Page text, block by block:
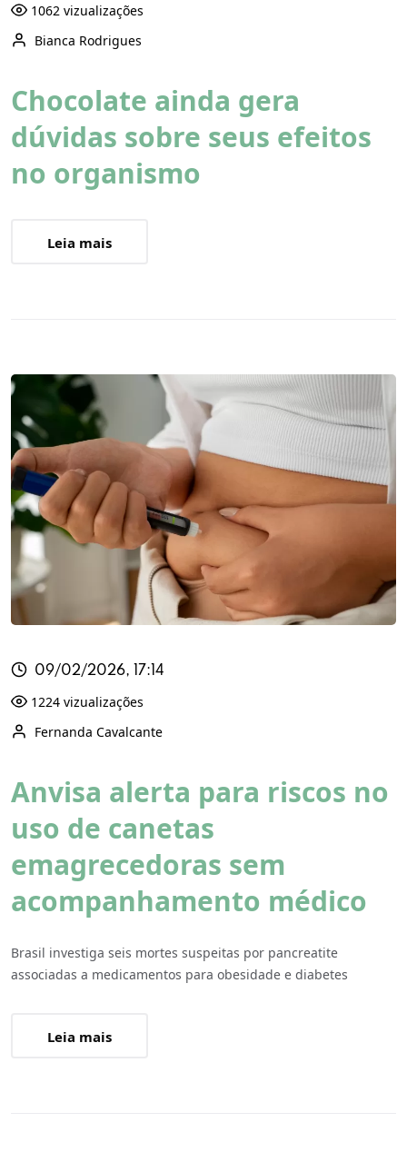
1062 vizualizações
Bianca Rodrigues
Chocolate ainda gera
dúvidas sobre seus efeitos
no organismo
Leia mais
09/02/2026, 17:14
1224 vizualizações
Fernanda Cavalcante
Anvisa alerta para riscos no
uso de canetas
emagrecedoras sem
acompanhamento médico
Brasil investiga seis mortes suspeitas por pancreatite
associadas a medicamentos para obesidade e diabetes
Leia mais